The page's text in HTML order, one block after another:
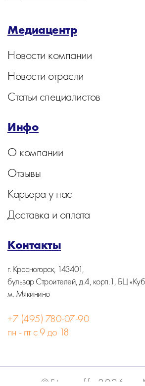
Медиацентр
Новости компании
Новости отрасли
Статьи специалистов
Инфо
О компании
Отзывы
Карьера у нас
Доставка и оплата
Контакты
г. Красногорск, 143401,
бульвар Строителей, д.4, корп.1, БЦ
м. Мякинино
+7 (495) 780-07-90
пн - пт с 9 до 18
©Stormoff, 2026, г.